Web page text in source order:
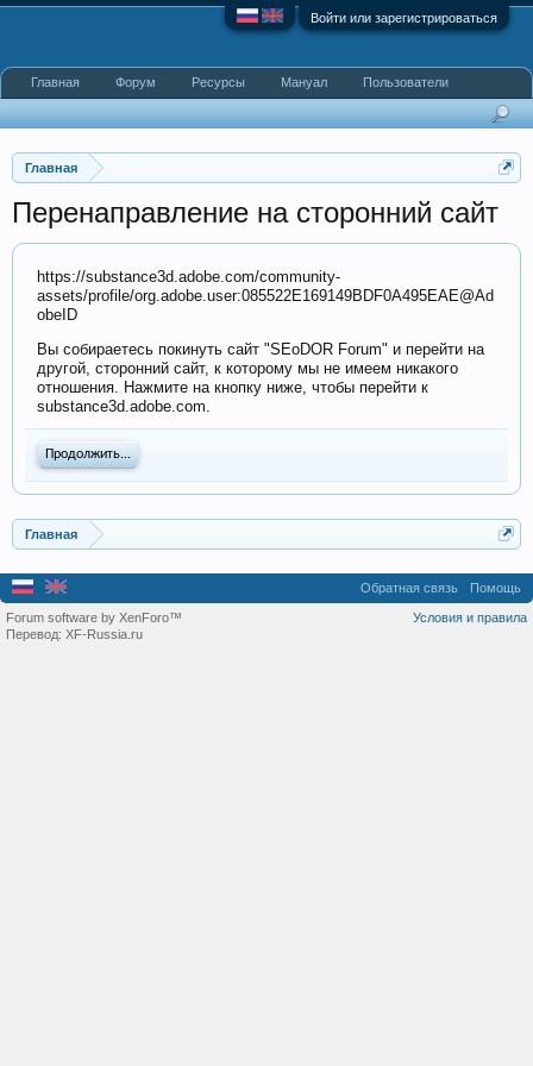
Войти или зарегистрироваться
Главная
Перенаправление на сторонний сайт
https://substance3d.adobe.com/community-
assets/profile/org.adobe.user:085522E169149BDF0A495EAE@Ad
obeID
Вы собираетесь покинуть сайт "SEoDOR Forum" и перейти на
другой, сторонний сайт, к которому мы не имеем никакого
отношения. Нажмите на кнопку ниже, чтобы перейти к
substance3d.adobe.com.
Продолжить...
Главная
Главная Форум Ресурсы Мануал Пользователи
Обратная связь Помощь
Условия и правила
Forum software by XenForo™
Перевод: XF-Russia.ru